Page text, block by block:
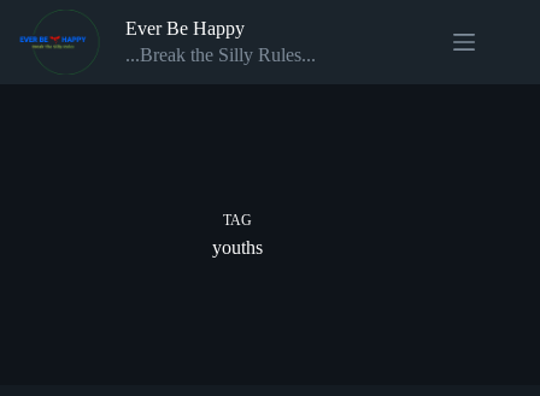
content
Ever Be Happy
...Break the Silly Rules...
TAG
youths